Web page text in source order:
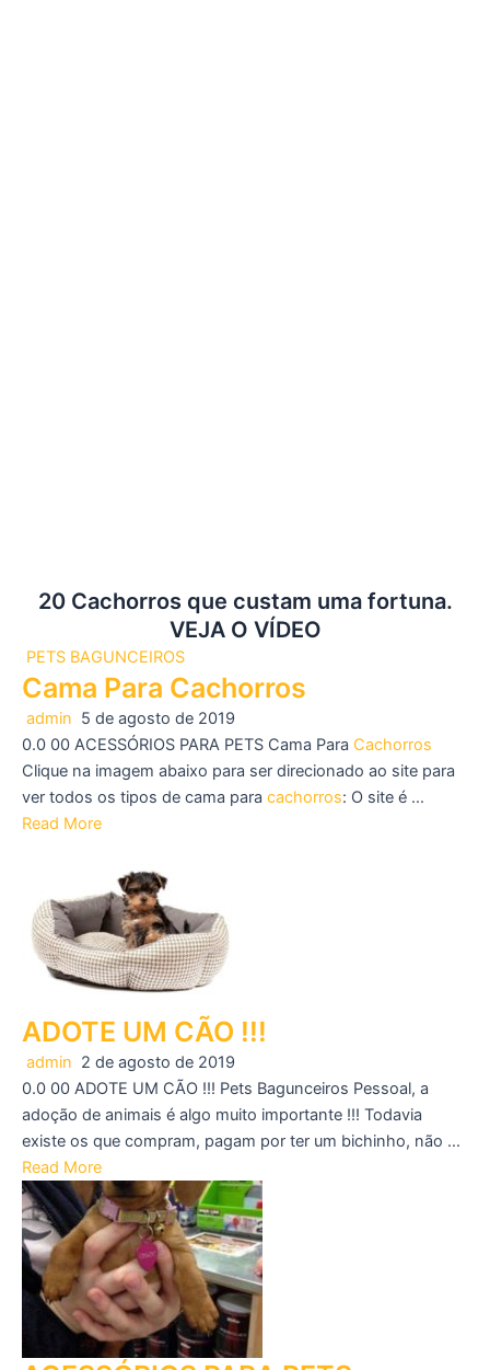
20 Cachorros que custam uma fortuna.
VEJA O VÍDEO
PETS BAGUNCEIROS
Cama Para Cachorros
admin 5 de agosto de 2019
0.0 00 ACESSÓRIOS PARA PETS Cama Para Cachorros
Clique na imagem abaixo para ser direcionado ao site para
ver todos os tipos de cama para cachorros: O site é …
Read More
ADOTE UM CÃO !!!
admin 2 de agosto de 2019
0.0 00 ADOTE UM CÃO !!! Pets Bagunceiros Pessoal, a
adoção de animais é algo muito importante !!! Todavia
existe os que compram, pagam por ter um bichinho, não …
Read More